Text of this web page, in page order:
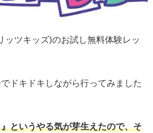
ツキッズ)のお試し無料体験レッ
ドキドキしながら行ってみました
というやる気が芽生えたので、そ